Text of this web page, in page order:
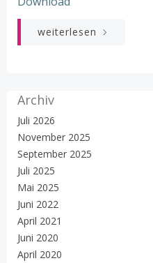
weiterlesen
Archiv
Juli 2026
November 2025
September 2025
Juli 2025
Mai 2025
Juni 2022
April 2021
Juni 2020
April 2020